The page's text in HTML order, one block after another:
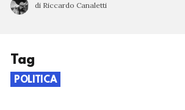
di Riccardo Canaletti
Tag
POLITICA